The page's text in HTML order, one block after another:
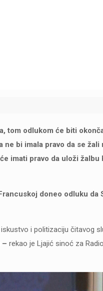
tom odlukom će biti
bi imala pravo da se žali
imati pravo da uloži žalbu
doneo odluku da
i politizaciju čitavog
– rekao je Ljajić sinoć za